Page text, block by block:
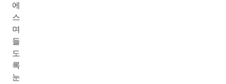
에
스
며
들
도
록
눈